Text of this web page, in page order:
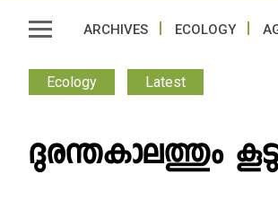
ARCHIVES ECOLOGY
Ecology Latest
ദുരന്തകാലത്തും